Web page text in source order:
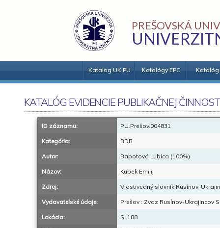
PREŠOVSKÁ
Katalóg UK PU Katalógy EPC Katalóg
KATALÓG EVIDENCIE PUBLIKAČNEJ
ID záznamu: PU.Prešov.004831
Kategória: BDB
Autor: Babotová Ľubica (100%)
Názov: Kubek Emilij
Zdroj: Vlastivedný slovník Rusínov-
Vydavateľské údaje: Prešov : Zväz Rusínov-Ukrajincov
Lokácia: S. 188